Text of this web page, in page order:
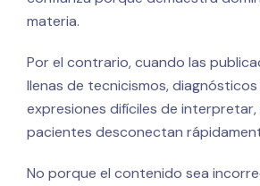
materia.
Por el contrario, cuando las
llenas de tecnicismos,
expresiones difíciles de interpretar,
pacientes desconectan
No porque el contenido sea